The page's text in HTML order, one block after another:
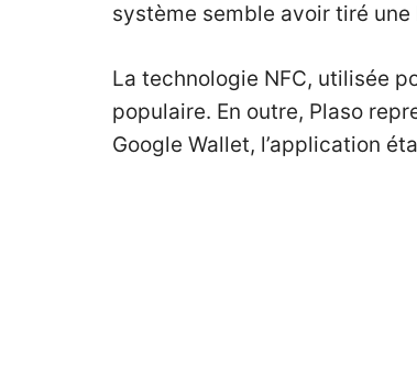
système semble avoir tiré
La technologie NFC, utilisée
populaire. En outre, Plaso
Google Wallet, l’application